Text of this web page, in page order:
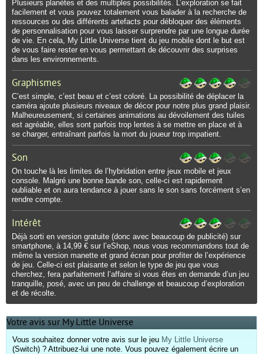
Plusieurs planètes et des multiples possibilités. L’exploration se fait
facilement et vous pouvez totalement vous balader à la recherche de
ressources ou des différents artefacts pour débloquer des éléments
de personnalisation pour vous laisser surprendre par une longue durée
de vie. En cela, My Little Universe tient du jeu mobile dont le but est
de vous faire rester en vous permettant de découvrir des surprises
dans les environnements.
Graphismes
C’est simple, c’est beau et c’est coloré. La possibilité de déplacer la
caméra ajoute plusieurs niveaux de décor pour notre plus grand plaisir.
Malheureusement, si certaines animations au dévoilement des tuiles
est agréable, elles sont parfois trop lentes à se mettre en place et à
se charger, entraînant parfois la mort du joueur trop impatient.
Son
On touche là les limites de l’hybridation entre jeux mobile et jeux
console. Malgré une bonne bande son, celle-ci est rapidement
oubliable et on aura tendance à jouer sans le son sans forcément s’en
rendre compte.
Intérêt
Déjà sorti en version gratuite (donc avec beaucoup de publicité) sur
smartphone, à 14,99 € sur l’eShop, nous vous recommandons tout de
même la version manette et grand écran pour profiter de l’expérience
de jeu. Celle-ci est plaisante et selon le type de jeu que vous
cherchez, fera parfaitement l’affaire si vous êtes en demande d’un jeu
tranquille, posé, avec un peu de challenge et beaucoup d’exploration
et de récolte.
Votre avis sur My Little Universe
Vous souhaitez donner votre avis sur le jeu My Little Universe
(Switch) ? Attribuez-lui une note. Vous pouvez également écrire un